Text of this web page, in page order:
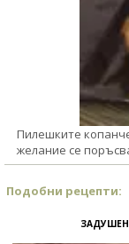
Пилешките
желание се
Подобни рецепти: